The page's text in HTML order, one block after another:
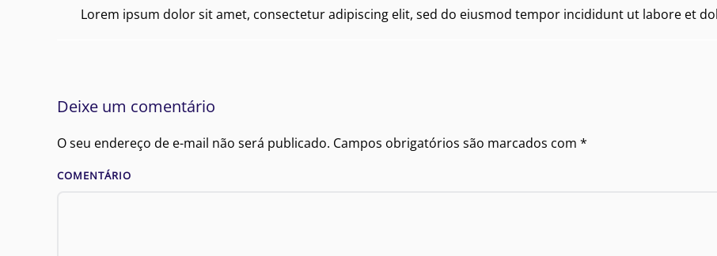
Lorem ipsum dolor sit amet, consectetur adipiscing elit, sed do eiusmod tempor incididunt ut labore et
Deixe um comentário
O seu endereço de e-mail não será publicado. Campos obrigatórios são marcados com *
COMENTÁRIO